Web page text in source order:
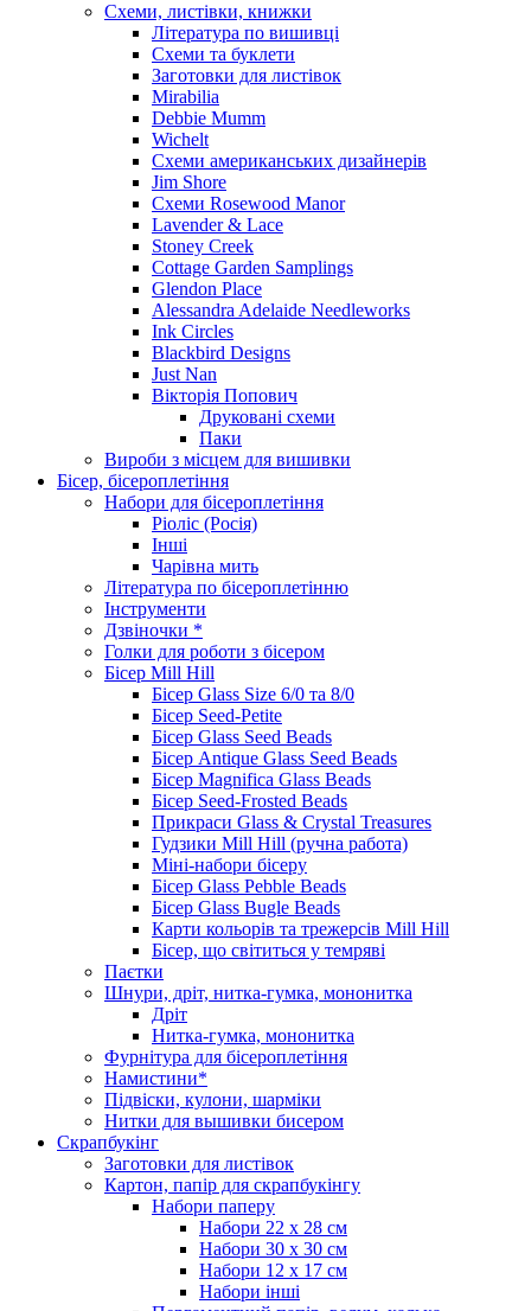
Схеми, листівки, книжки
Література по вишивці
Схеми та буклети
Заготовки для листівок
Mirabilia
Debbie Mumm
Wichelt
Схеми американських дизайнерів
Jim Shore
Cхеми Rosewood Manor
Lavender & Lace
Stoney Creek
Cottage Garden Samplings
Glendon Place
Alessandra Adelaide Needleworks
Ink Circles
Blackbird Designs
Just Nan
Вікторія Попович
Друковані схеми
Паки
Вироби з місцем для вишивки
Бісер, бісероплетіння
Набори для бісероплетіння
Ріоліс (Росія)
Інші
Чарівна мить
Література по бісероплетінню
Інструменти
Дзвіночки *
Голки для роботи з бісером
Бісер Mill Hill
Бісер Glass Size 6/0 та 8/0
Бісер Seed-Petite
Бісер Glass Seed Beads
Бісер Antique Glass Seed Beads
Бісер Magnifica Glass Beads
Бісер Seed-Frosted Beads
Прикраси Glass & Crystal Treasures
Гудзики Mill Hill (ручна работа)
Міні-набори бісеру
Бісер Glass Pebble Beads
Бісер Glass Bugle Beads
Карти кольорів та трежерсів Mill Hill
Бісер, що світиться у темряві
Паєтки
Шнури, дріт, нитка-гумка, мононитка
Дріт
Нитка-гумка, мононитка
Фурнітура для бісероплетіння
Намистини*
Підвіски, кулони, шарміки
Нитки для вышивки бисером
Скрапбукінг
Заготовки для листівок
Картон, папір для скрапбукінгу
Набори паперу
Набори 22 х 28 см
Набори 30 х 30 см
Набори 12 х 17 см
Набори інші